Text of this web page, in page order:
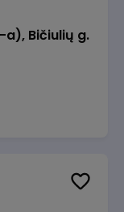
Bičiulių g.